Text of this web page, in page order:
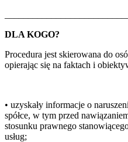
DLA KOGO?
Procedura jest skierowana do
opierając się na faktach i
• uzyskały informacje o
spółce, w tym przed
stosunku prawnego
usług;